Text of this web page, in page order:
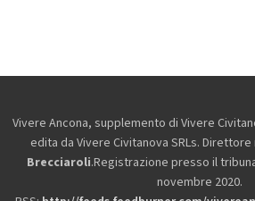
Vivere Ancona, supplemento di Vivere
edita da Vivere Civitanova SRLs.
Brecciaroli.Registrazione presso il
novembre 2020.